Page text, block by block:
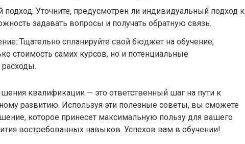
Уточните, предусмотрен ли индивидуальный подход к
задавать вопросы и получать обратную связь.
Тщательно спланируйте свой бюджет на обучение,
стоимость самих курсов, но и потенциальные
квалификации — это ответственный шаг на пути к
развитию. Используя эти полезные советы, вы сможете
которое принесет максимальную пользу для вашего
востребованных навыков. Успехов вам в обучении!